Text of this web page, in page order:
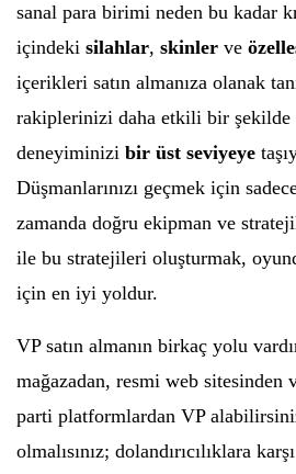
sanal para birimi neden bu kadar
içindeki silahlar, skinler ve
içerikleri satın almanıza olanak
rakiplerinizi daha etkili bir
deneyiminizi bir üst seviyeye
Düşmanlarınızı geçmek için
zamanda doğru ekipman ve
ile bu stratejileri oluşturmak,
için en iyi yoldur.
VP satın almanın birkaç yolu
mağazadan, resmi web sitesinden
parti platformlardan VP
olmalısınız; dolandırıcılıklara